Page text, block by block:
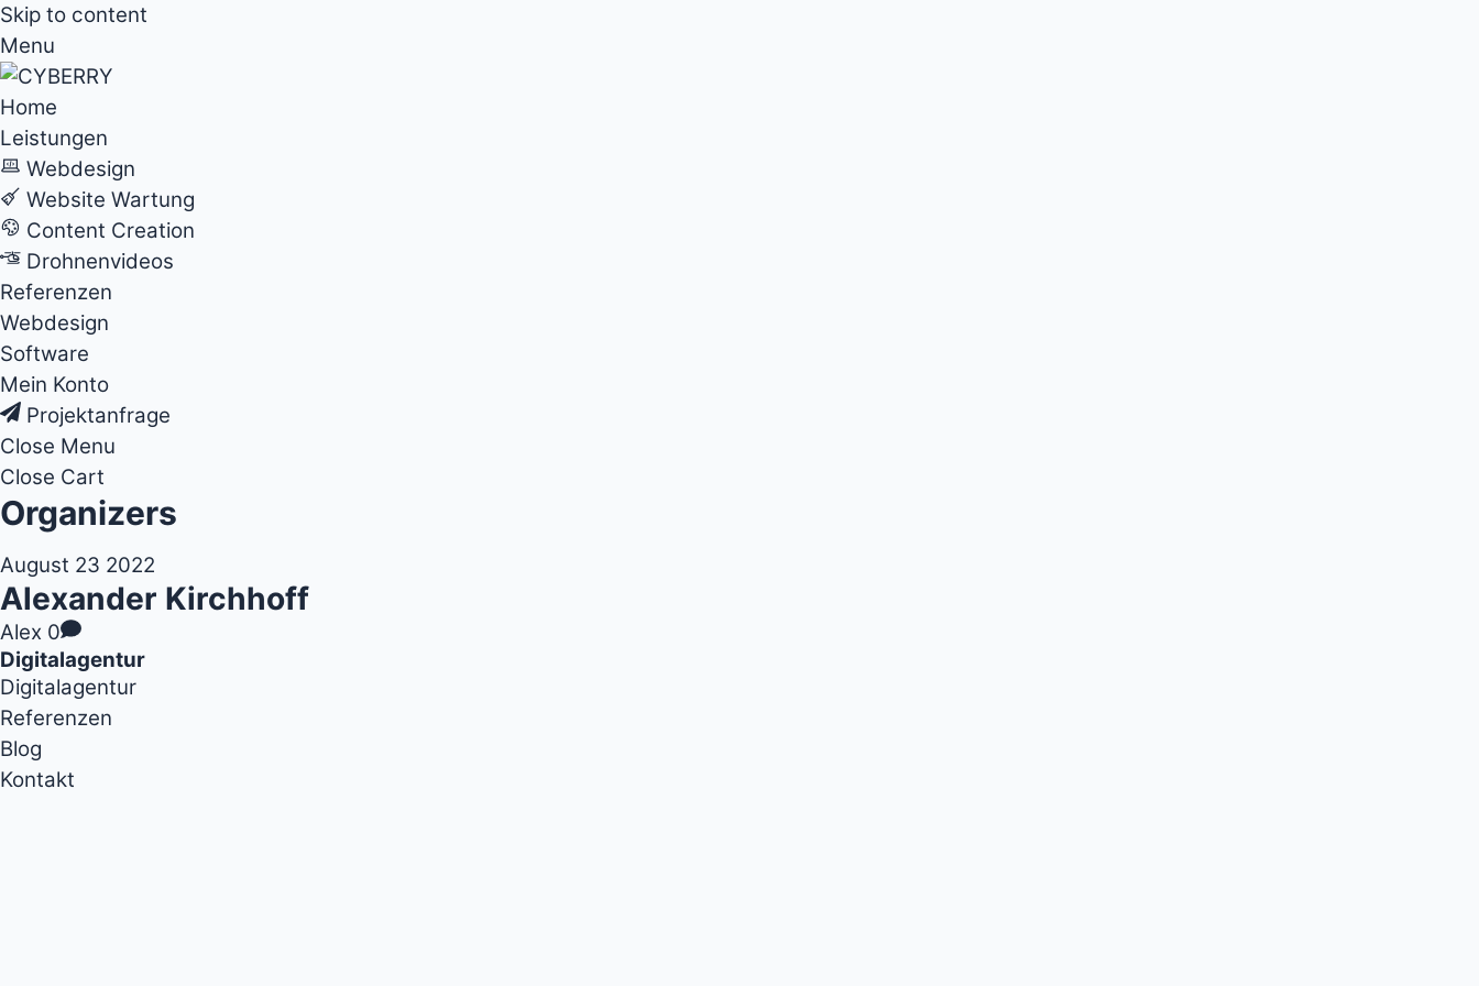
Skip to content
Menu
Home
Leistungen
Webdesign
Website Wartung
Content Creation
Drohnenvideos
Referenzen
Webdesign
Software
Mein Konto
Projektanfrage
Close Menu
Close Cart
Organizers
August 23 2022
Alexander Kirchhoff
Alex 0
Digitalagentur
Digitalagentur
Referenzen
Blog
Kontakt